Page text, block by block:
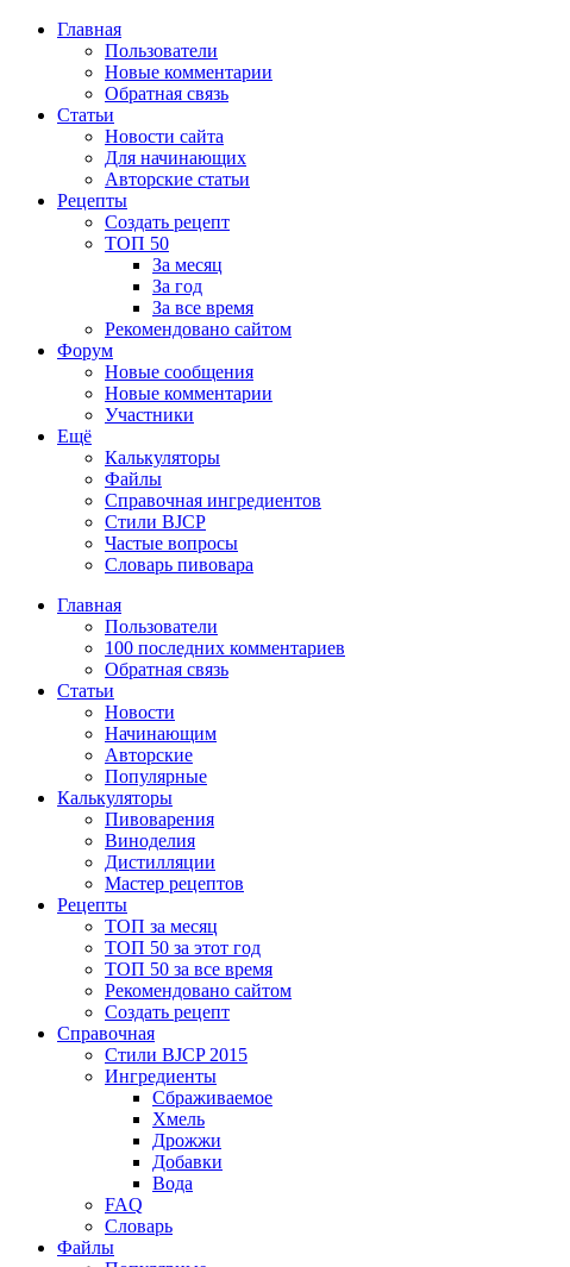
Главная
Пользователи
Новые комментарии
Обратная связь
Статьи
Новости сайта
Для начинающих
Авторские статьи
Рецепты
Создать рецепт
ТОП 50
За месяц
За год
За все время
Рекомендовано сайтом
Форум
Новые сообщения
Новые комментарии
Участники
Ещё
Калькуляторы
Файлы
Справочная ингредиентов
Стили BJCP
Частые вопросы
Словарь пивовара
Главная
Пользователи
100 последних комментариев
Обратная связь
Статьи
Новости
Начинающим
Авторские
Популярные
Калькуляторы
Пивоварения
Виноделия
Дистилляции
Мастер рецептов
Рецепты
ТОП за месяц
ТОП 50 за этот год
ТОП 50 за все время
Рекомендовано сайтом
Создать рецепт
Справочная
Стили BJCP 2015
Ингредиенты
Сбраживаемое
Хмель
Дрожжи
Добавки
Вода
FAQ
Словарь
Файлы